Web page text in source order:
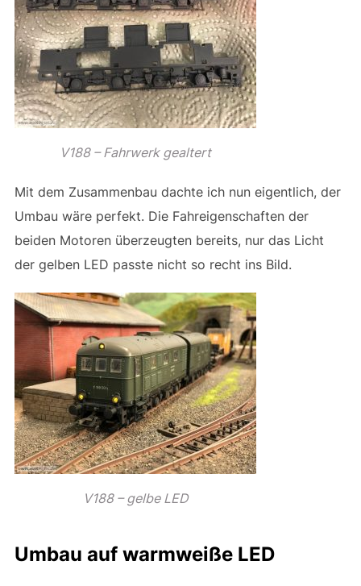
V188 – Fahrwerk gealtert
Mit dem Zusammenbau dachte ich nun eigentlich, der
Umbau wäre perfekt. Die Fahreigenschaften der
beiden Motoren überzeugten bereits, nur das Licht
der gelben LED passte nicht so recht ins Bild.
V188 – gelbe LED
Umbau auf warmweiße LED